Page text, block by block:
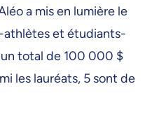
a mis en lumière le
athlètes et étudiants-
total de 100 000 $
les lauréats, 5 sont de